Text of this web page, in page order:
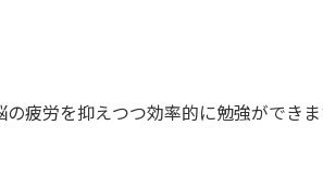
の疲労を抑えつつ効率的に勉強ができ